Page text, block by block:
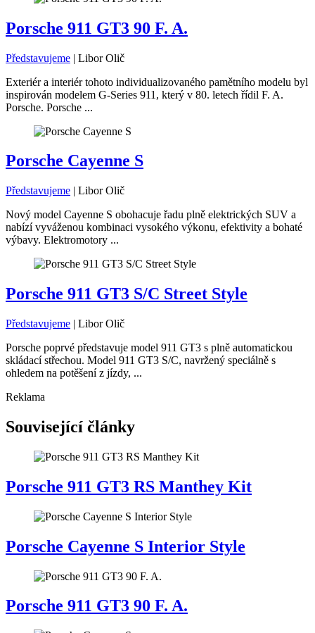
Porsche 911 GT3 90 F. A.
Představujeme | Libor Olič
Exteriér a interiér tohoto individualizovaného pamětního modelu byl
inspirován modelem G-Series 911, který v 80. letech řídil F. A.
Porsche. Porsche ...
Porsche Cayenne S
Představujeme | Libor Olič
Nový model Cayenne S obohacuje řadu plně elektrických SUV a
nabízí vyváženou kombinaci vysokého výkonu, efektivity a bohaté
výbavy. Elektromotory ...
Porsche 911 GT3 S/C Street Style
Představujeme | Libor Olič
Porsche poprvé představuje model 911 GT3 s plně automatickou
skládací střechou. Model 911 GT3 S/C, navržený speciálně s
ohledem na potěšení z jízdy, ...
Reklama
Související články
Porsche 911 GT3 RS Manthey Kit
Porsche Cayenne S Interior Style
Porsche 911 GT3 90 F. A.